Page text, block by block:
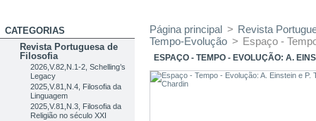
CATEGORIAS
Revista Portuguesa de
Filosofia
2026,V.82,N.1-2, Schelling’s
Legacy
2025,V.81,N.4, Filosofia da
Linguagem
2025,V.81,N.3, Filosofia da
Religião no século XXI
Página principal > Revista
Tempo-Evolução > Espaço -
ESPAÇO - TEMPO - EVOLUÇÃO: A.